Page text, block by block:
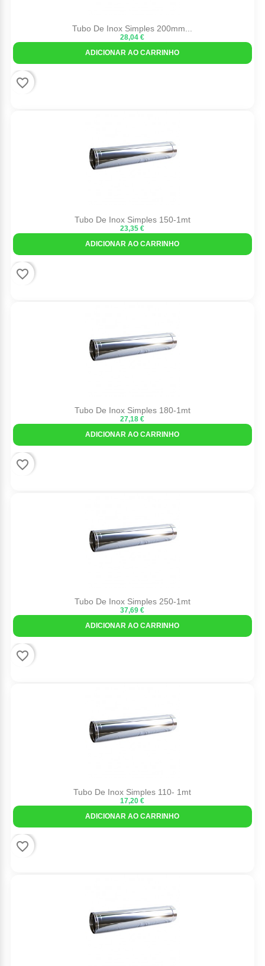
Tubo De Inox Simples 200mm...
28,04 €
ADICIONAR AO CARRINHO
favorite_border
Tubo De Inox Simples 150-1mt
23,35 €
ADICIONAR AO CARRINHO
favorite_border
Tubo De Inox Simples 180-1mt
27,18 €
ADICIONAR AO CARRINHO
favorite_border
Tubo De Inox Simples 250-1mt
37,69 €
ADICIONAR AO CARRINHO
favorite_border
Tubo De Inox Simples 110- 1mt
17,20 €
ADICIONAR AO CARRINHO
favorite_border